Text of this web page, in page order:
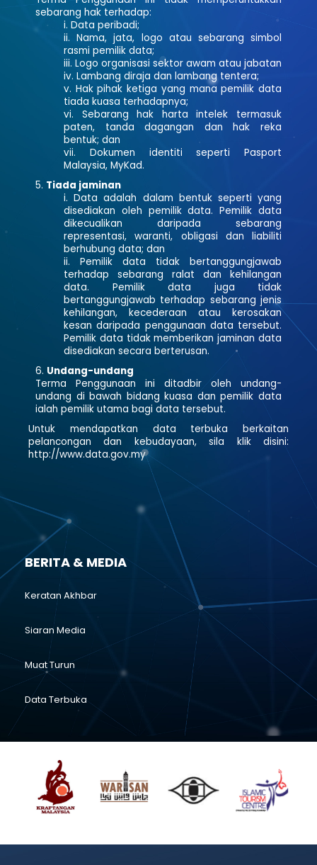
sebarang hak terhadap:
Data peribadi;
Nama, jata, logo atau sebarang simbol
rasmi pemilik data;
Logo organisasi sektor awam atau jabatan
Lambang diraja dan lambang tentera;
Hak pihak ketiga yang mana pemilik data
tiada kuasa terhadapnya;
Sebarang hak harta intelek termasuk
paten, tanda dagangan dan hak reka
bentuk; dan
Dokumen identiti seperti Pasport
Malaysia, MyKad.
Tiada jaminan
Data adalah dalam bentuk seperti yang
disediakan oleh pemilik data. Pemilik data
dikecualikan daripada sebarang
representasi, waranti, obligasi dan liabiliti
berhubung data; dan
Pemilik data tidak bertanggungjawab
terhadap sebarang ralat dan kehilangan
data. Pemilik data juga tidak
bertanggungjawab terhadap sebarang jenis
kehilangan, kecederaan atau kerosakan
kesan daripada penggunaan data tersebut.
Pemilik data tidak memberikan jaminan data
disediakan secara berterusan.
Undang-undang
Terma Penggunaan ini ditadbir oleh undang-
undang di bawah bidang kuasa dan pemilik data
ialah pemilik utama bagi data tersebut.
Untuk mendapatkan data terbuka berkaitan
pelancongan dan kebudayaan, sila klik disini:
http://www.data.gov.my
BERITA & MEDIA
Keratan Akhbar
Siaran Media
Muat Turun
Data Terbuka